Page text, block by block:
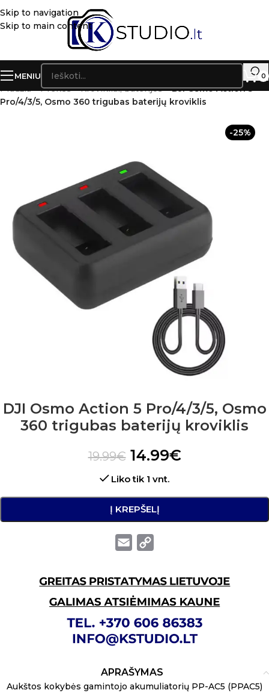
Skip to navigation
Skip to main content
MENIU 0
Pradžia»Prekės»Krovikliai, baterijos»DJI Osmo Action 5
Pro/4/3/5, Osmo 360 trigubas baterijų kroviklis
-25%
DJI Osmo Action 5 Pro/4/3/5, Osmo
360 trigubas baterijų kroviklis
19.99€ 14.99€
Liko tik 1 vnt.
Į KREPŠELĮ
Email
APRAŠYMAS
Aukštos kokybės gamintojo akumuliatorių PP-AC5 (PPAC5)